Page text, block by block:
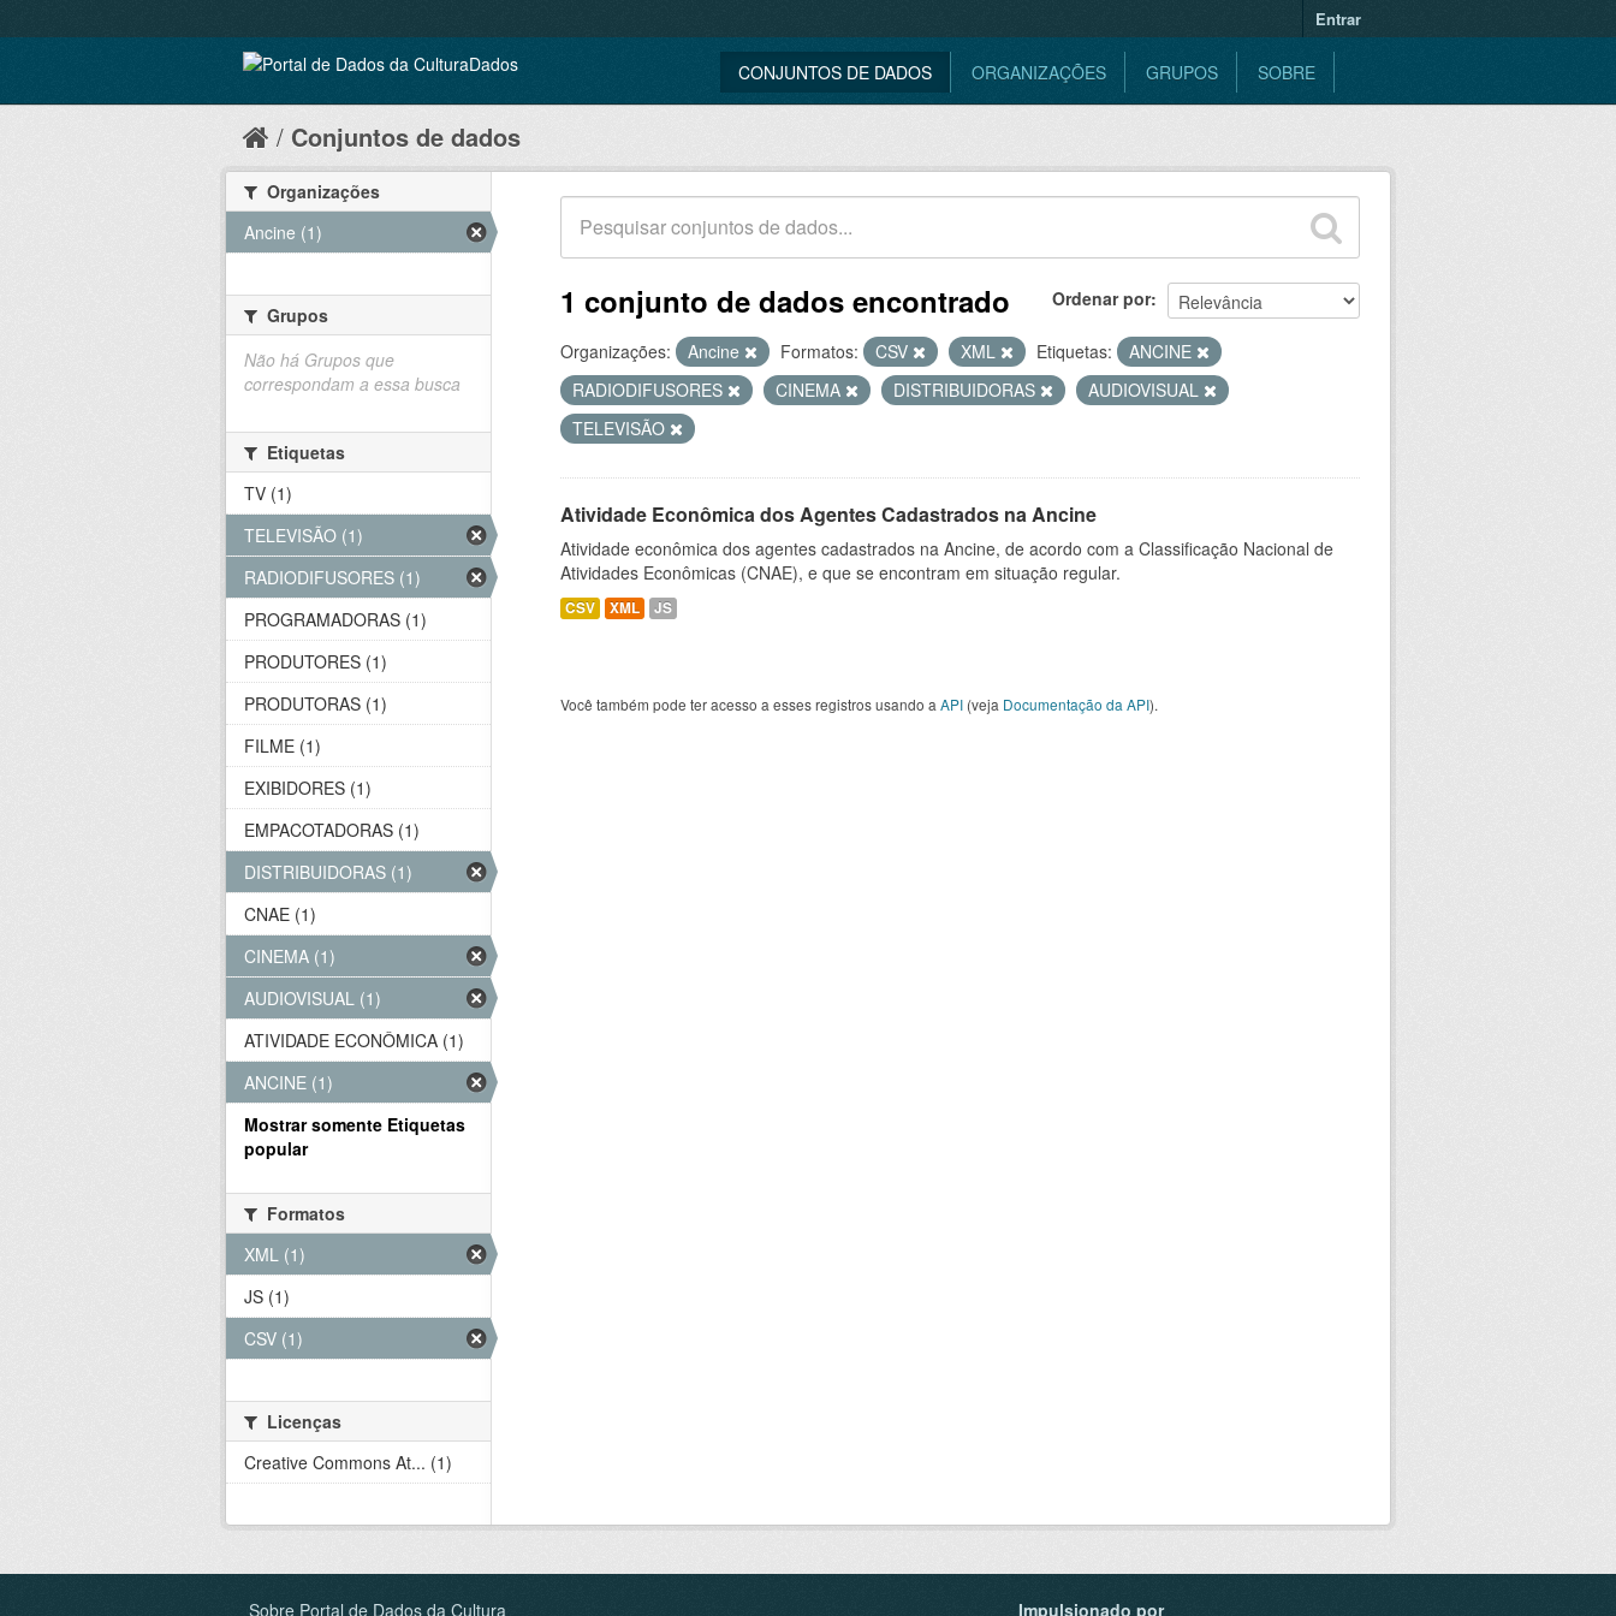
Entrar
CONJUNTOS DE DADOS ORGANIZAÇÕES GRUPOS SOBRE
Conjuntos de dados
Ordenar por
1 conjunto de dados encontrado
Organizações: Ancine Formatos: CSV XML Etiquetas:
ANCINE
RADIODIFUSORES
CINEMA DISTRIBUIDORAS
AUDIOVISUAL
TELEVISÃO
Atividade Econômica dos Agentes Cadastrados na Ancine
Atividade econômica dos agentes cadastrados na Ancine, de acordo com a Classificação Nacional de
Atividades Econômicas (CNAE), e que se encontram em situação regular.
CSV XML JS
Você também pode ter acesso a esses registros usando a API (veja Documentação da API).
Organizações
Ancine (1)
Grupos
Não há Grupos que
correspondam a essa busca
Etiquetas
TV (1)
TELEVISÃO (1)
RADIODIFUSORES (1)
PROGRAMADORAS (1)
PRODUTORES (1)
PRODUTORAS (1)
FILME (1)
EXIBIDORES (1)
EMPACOTADORAS (1)
DISTRIBUIDORAS (1)
CNAE (1)
CINEMA (1)
AUDIOVISUAL (1)
ATIVIDADE ECONÔMICA (1)
ANCINE (1)
Mostrar somente Etiquetas
popular
Formatos
XML (1)
JS (1)
CSV (1)
Licenças
Creative Commons At... (1)
Sobre Portal de Dados da Cultura Impulsionado por